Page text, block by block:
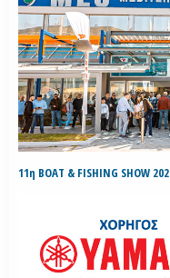
11η BOAT & FISHING SHOW